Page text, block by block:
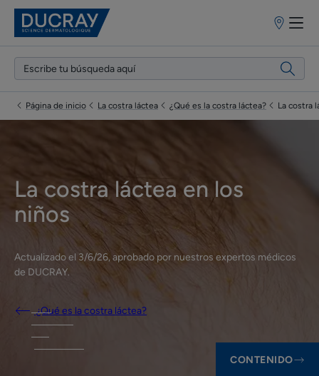
Puntos
venta
Página de inicio La costra láctea ¿Qué es la costra láctea? La costra
La costra láctea en los
niños
Actualizado el 3/6/26, aprobado por nuestros expertos médicos
de DUCRAY.
¿Qué es la costra láctea?
CONTENIDO